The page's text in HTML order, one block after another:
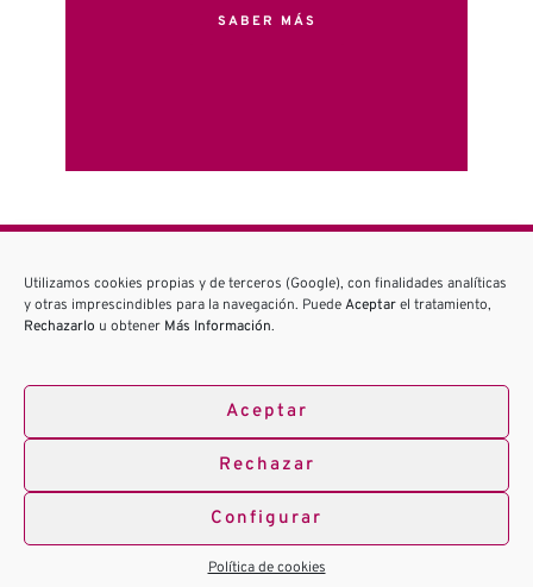
Utilizamos cookies propias y de terceros (Google), con finalidades analíticas
y otras imprescindibles para la navegación. PuedeAceptarel tratamiento,
Rechazarlo u obtener Más Información.
Aceptar
Rechazar
Configurar
Política de cookies
SABER MÁS
¿Tienes alguna duda?